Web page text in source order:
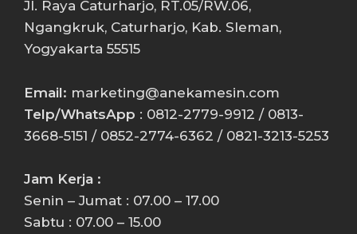
Jl. Raya Caturharjo, RT.05/RW.06,
Ngangkruk, Caturharjo, Kab. Sleman,
Yogyakarta 55515
Email: marketing@anekamesin.com
Telp/WhatsApp : 0812-2779-9912 / 0813-
3668-5151 / 0852-2774-6362 / 0821-3213-5253
Jam Kerja :
Senin – Jumat : 07.00 – 17.00
Sabtu : 07.00 – 15.00